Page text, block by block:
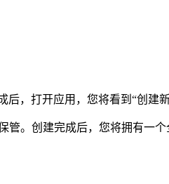
，打开应用，您将看到“创建新
管。创建完成后，您将拥有一